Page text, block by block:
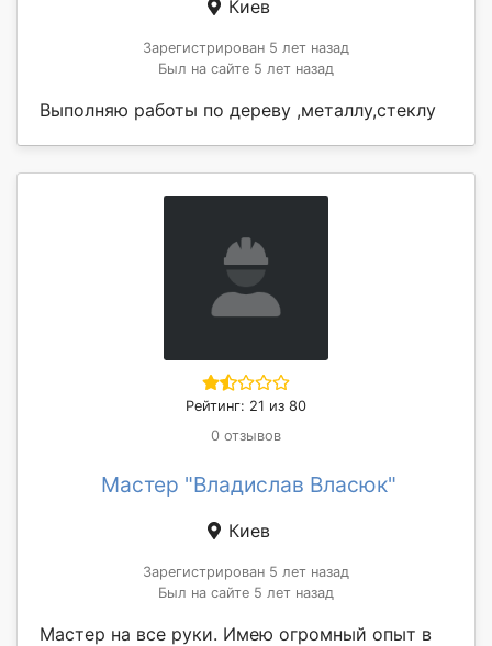
Киев
Зарегистрирован 5 лет назад
Был на сайте 5 лет назад
Выполняю работы по дереву ,металлу,стеклу
Рейтинг: 21 из 80
0 отзывов
Мастер "Владислав Власюк"
Киев
Зарегистрирован 5 лет назад
Был на сайте 5 лет назад
Мастер на все руки. Имею огромный опыт в